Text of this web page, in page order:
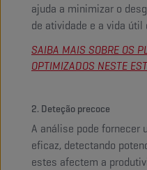
ajuda a minimizar o
de atividade e a vida útil
SAIBA MAIS SOBRE OS
OPTIMIZADOS NESTE
2. Deteção precoce
A análise pode fornecer
eficaz, detectando
estes afectem a